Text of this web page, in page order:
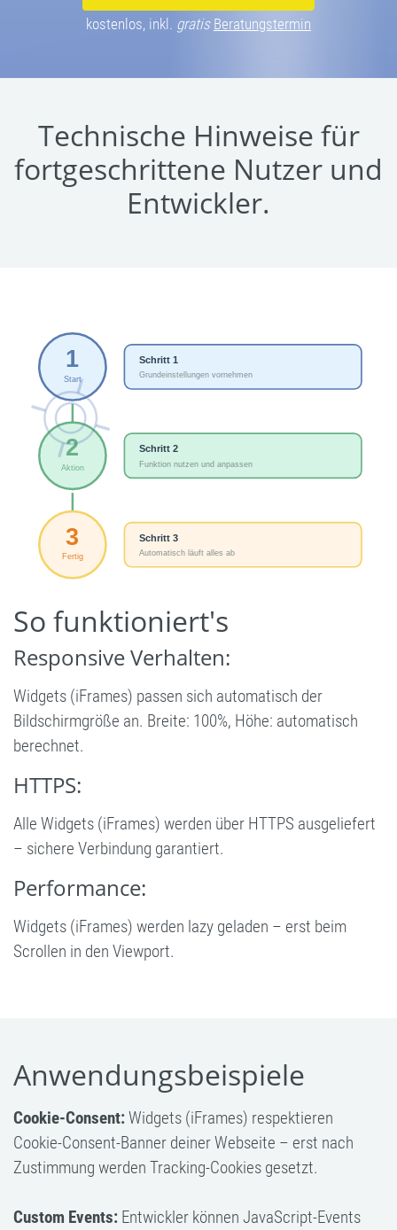
kostenlos, inkl. gratis Beratungstermin
Technische Hinweise für
fortgeschrittene Nutzer und
Entwickler.
So funktioniert's
Responsive Verhalten:
Widgets (iFrames) passen sich automatisch der
Bildschirmgröße an. Breite: 100%, Höhe: automatisch
berechnet.
HTTPS:
Alle Widgets (iFrames) werden über HTTPS ausgeliefert
– sichere Verbindung garantiert.
Performance:
Widgets (iFrames) werden lazy geladen – erst beim
Scrollen in den Viewport.
Anwendungsbeispiele
Cookie-Consent:Widgets (iFrames) respektieren
Cookie-Consent-Banner deiner Webseite – erst nach
Zustimmung werden Tracking-Cookies gesetzt.
Custom Events: Entwickler können JavaScript-Events